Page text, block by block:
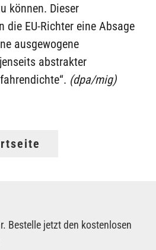
können. Dieser
die EU-Richter eine Absage
ausgewogene
abstrakter
(dpa/mig)
Bestelle jetzt den kostenlosen